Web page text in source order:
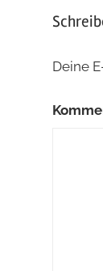
Deine